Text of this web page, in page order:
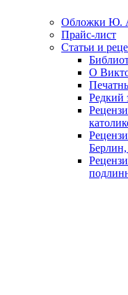
Обложки Ю.
Прайс-лист
Статьи и
О
Редкий